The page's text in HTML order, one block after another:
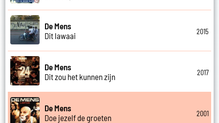
De Mens
Dit lawaai
2015
De Mens
Dit zou het kunnen zijn
2017
De Mens
Doe jezelf de groeten
2001